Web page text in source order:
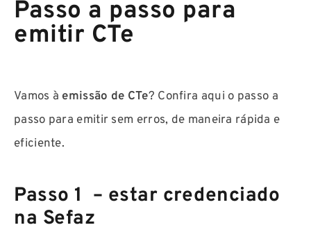
Passo a passo para
emitir CTe
Vamos à emissão de CTe? Confira aqui o passo a
passo para emitir sem erros, de maneira rápida e
eficiente.
Passo 1 – estar credenciado
na Sefaz